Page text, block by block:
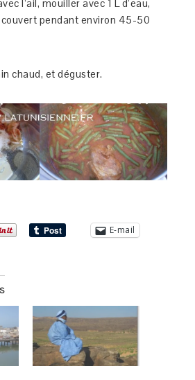
l’ail, mouiller avec 1 L d’eau,
pendant environ 45-50
chaud, et déguster.
E-mail